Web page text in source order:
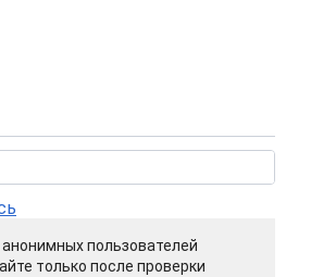
пользователей
только после проверки